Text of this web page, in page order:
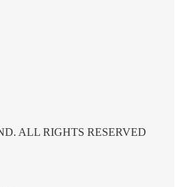
ALL RIGHTS RESERVED